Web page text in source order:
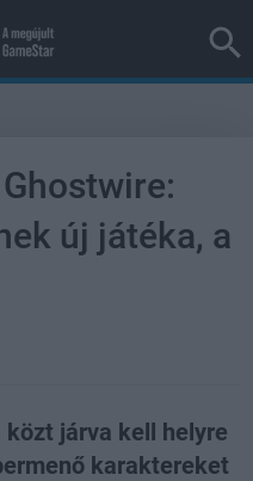
új játéka, a
járva kell helyre
karaktereket